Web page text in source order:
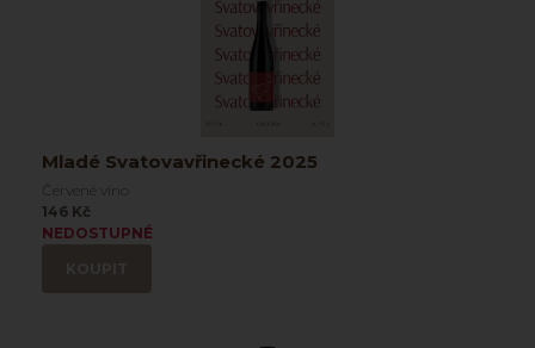
Mladé Svatovavřinecké 2025
Červené víno
146 Kč
NEDOSTUPNÉ